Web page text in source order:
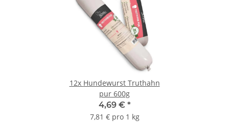
12x Hundewurst Truthahn
pur 600g
4,69 € *
7,81 € pro 1 kg